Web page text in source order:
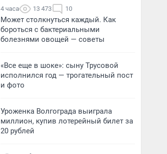
4 часа 13 473 10
Может столкнуться каждый. Как
бороться с бактериальными
болезнями овощей — советы
«Все еще в шоке»: сыну Трусовой
исполнился год — трогательный пост
и фото
Уроженка Волгограда выиграла
миллион, купив лотерейный билет за
20 рублей